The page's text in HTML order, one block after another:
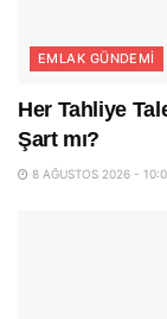
EMLAK GÜNDEMI
Her Tahliye
Şart mı?
8 AĞUSTOS 2026 -